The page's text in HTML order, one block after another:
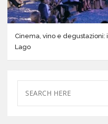
Cinema, vino e degustazioni:
Lago